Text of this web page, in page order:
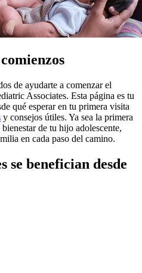
de ayudarte a comenzar el
Associates. Esta página es tu
qué esperar en tu primera visita
y consejos útiles. Ya sea la primera
de tu hijo adolescente,
en cada paso del camino.
se benefician desde